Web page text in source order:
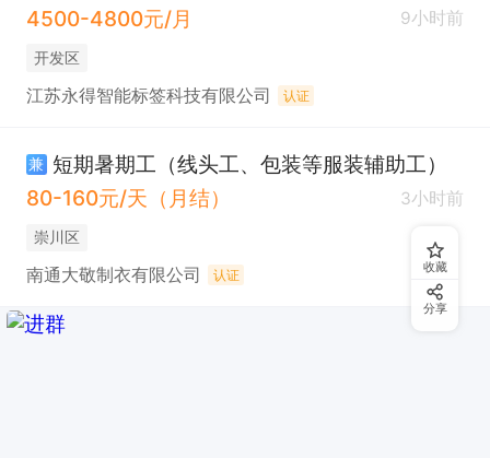
4500-4800元/月
9小时前
开发区
江苏永得智能标签科技有限公司 认证
兼 短期暑期工（线头工、包装等服装辅助工）
80-160元/天（月结）
3小时前
崇川区
南通大敬制衣有限公司 认证 收藏
分享